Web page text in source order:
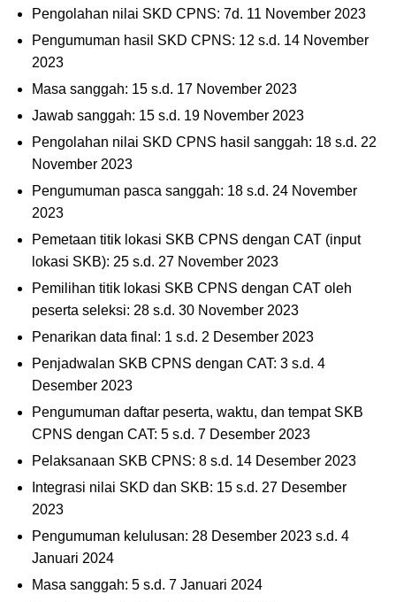
Pengolahan nilai SKD CPNS: 7d. 11 November 2023
Pengumuman hasil SKD CPNS: 12 s.d. 14 November
2023
Masa sanggah: 15 s.d. 17 November 2023
Jawab sanggah: 15 s.d. 19 November 2023
Pengolahan nilai SKD CPNS hasil sanggah: 18 s.d. 22
November 2023
Pengumuman pasca sanggah: 18 s.d. 24 November
2023
Pemetaan titik lokasi SKB CPNS dengan CAT (input
lokasi SKB): 25 s.d. 27 November 2023
Pemilihan titik lokasi SKB CPNS dengan CAT oleh
peserta seleksi: 28 s.d. 30 November 2023
Penarikan data final: 1 s.d. 2 Desember 2023
Penjadwalan SKB CPNS dengan CAT: 3 s.d. 4
Desember 2023
Pengumuman daftar peserta, waktu, dan tempat SKB
CPNS dengan CAT: 5 s.d. 7 Desember 2023
Pelaksanaan SKB CPNS: 8 s.d. 14 Desember 2023
Integrasi nilai SKD dan SKB: 15 s.d. 27 Desember
2023
Pengumuman kelulusan: 28 Desember 2023 s.d. 4
Januari 2024
Masa sanggah: 5 s.d. 7 Januari 2024